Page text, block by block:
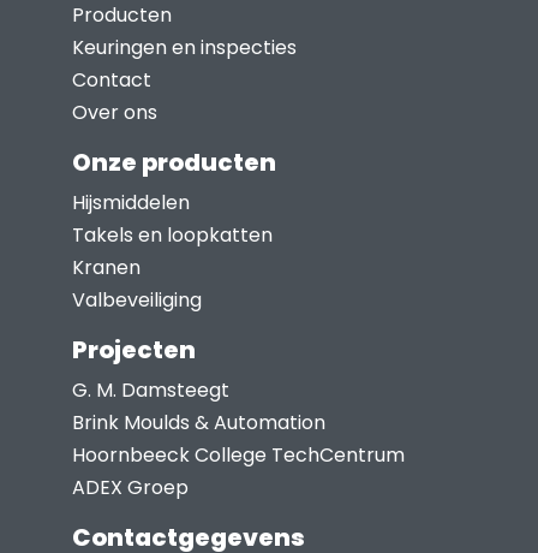
Producten
Keuringen en inspecties
Contact
Over ons
Onze producten
Hijsmiddelen
Takels en loopkatten
Kranen
Valbeveiliging
Projecten
G. M. Damsteegt
Brink Moulds & Automation
Hoornbeeck College TechCentrum
ADEX Groep
Contactgegevens